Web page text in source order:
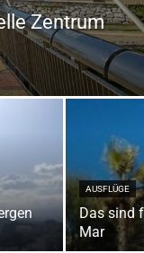
Zentrum
AUSFLÜGE
Das sind
Mar